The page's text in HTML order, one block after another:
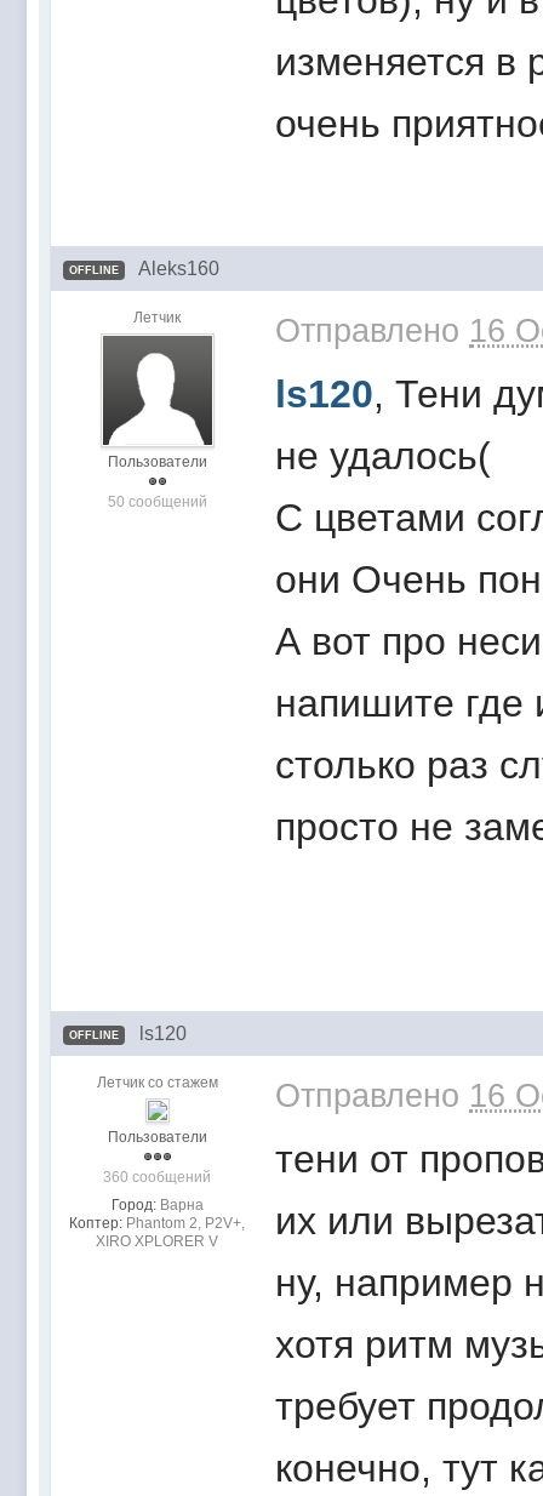
изменяется в
очень
OFFLINE Aleks160
Летчик
Пользователи
50 сообщений
Отправлено 16
ls120, Тени
не удалось(
С цветами
они Очень
А вот про
напишите
столько раз
просто не
OFFLINE ls120
Летчик со стажем
Пользователи
360 сообщений
Город: Варна
Коптер: Phantom 2, P2V+,
XIRO XPLORER V
Отправлено 16
тени от
их или
ну, например
хотя ритм
требует
конечно, тут